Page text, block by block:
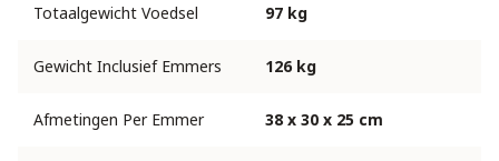
Totaalgewicht Voedsel 97 kg
Gewicht Inclusief Emmers 126 kg
Afmetingen Per Emmer 38 x 30 x 25 cm